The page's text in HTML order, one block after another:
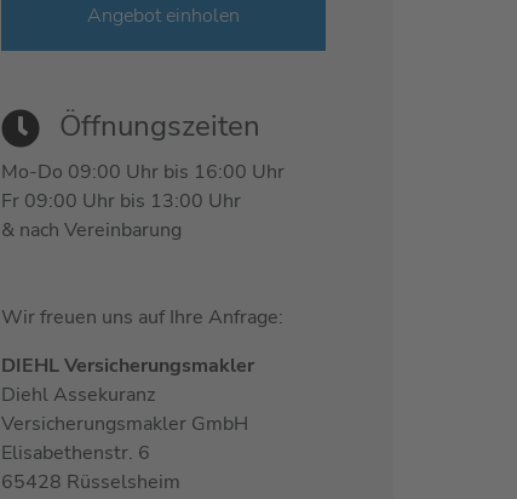
Angebot einholen
Öffnungszeiten
Mo-Do 09:00 Uhr bis 16:00 Uhr
Fr 09:00 Uhr bis 13:00 Uhr
& nach Vereinbarung
Wir freuen uns auf Ihre Anfrage:
DIEHL Versicherungsmakler
Diehl Assekuranz
Versicherungsmakler GmbH
Elisabethenstr. 6
65428 Rüsselsheim